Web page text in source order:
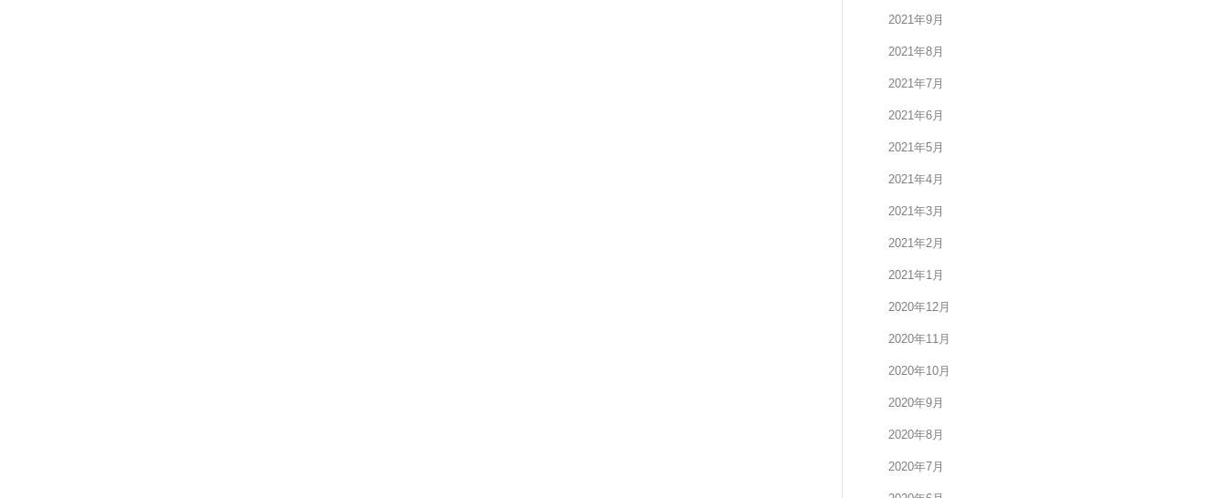
2021年9月
2021年8月
2021年7月
2021年6月
2021年5月
2021年4月
2021年3月
2021年2月
2021年1月
2020年12月
2020年11月
2020年10月
2020年9月
2020年8月
2020年7月